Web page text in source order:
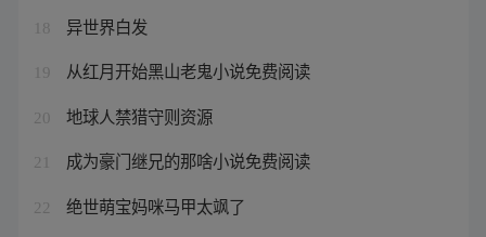
18 异世界白发
19 从红月开始黑山老鬼小说免费阅读
20 地球人禁猎守则资源
21 成为豪门继兄的那啥小说免费阅读
22 绝世萌宝妈咪马甲太飒了